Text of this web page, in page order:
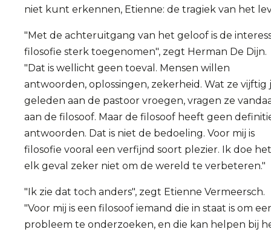
niet kunt erkennen, Etienne: de tragiek van het
"Met de achteruitgang van het geloof is de
filosofie sterk toegenomen", zegt Herman De Dijn.
"Dat is wellicht geen toeval. Mensen willen
antwoorden, oplossingen, zekerheid. Wat ze vijftig
geleden aan de pastoor vroegen, vragen ze
aan de filosoof. Maar de filosoof heeft geen
antwoorden. Dat is niet de bedoeling. Voor mij is
filosofie vooral een verfijnd soort plezier. Ik doe
elk geval zeker niet om de wereld te verbeteren."
"Ik zie dat toch anders", zegt Etienne Vermeersch.
"Voor mij is een filosoof iemand die in staat is om
probleem te onderzoeken, en die kan helpen bij